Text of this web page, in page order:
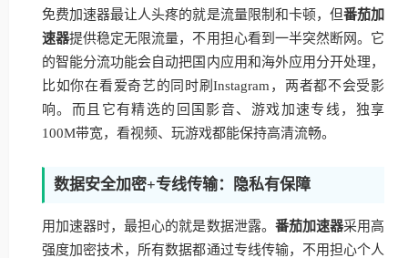
免费加速器最让人头疼的就是流量限制和卡顿，但番茄加
速器提供稳定无限流量，不用担心看到一半突然断网。它
的智能分流功能会自动把国内应用和海外应用分开处理，
比如你在看爱奇艺的同时刷Instagram，两者都不会受影
响。而且它有精选的回国影音、游戏加速专线，独享
100M带宽，看视频、玩游戏都能保持高清流畅。
数据安全加密+专线传输：隐私有保障
用加速器时，最担心的就是数据泄露。 番茄加速器采用高
强度加密技术，所有数据都通过专线传输，不用担心个人